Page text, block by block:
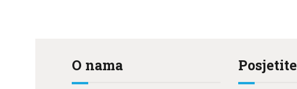
O nama Posjetite